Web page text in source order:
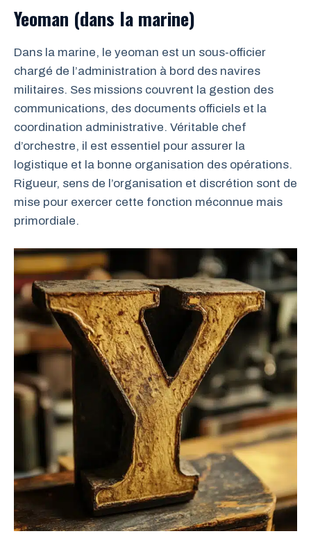
Yeoman (dans la marine)
Dans la marine, le yeoman est un sous-officier
chargé de l’administration à bord des navires
militaires. Ses missions couvrent la gestion des
communications, des documents officiels et la
coordination administrative. Véritable chef
d’orchestre, il est essentiel pour assurer la
logistique et la bonne organisation des opérations.
Rigueur, sens de l’organisation et discrétion sont de
mise pour exercer cette fonction méconnue mais
primordiale.